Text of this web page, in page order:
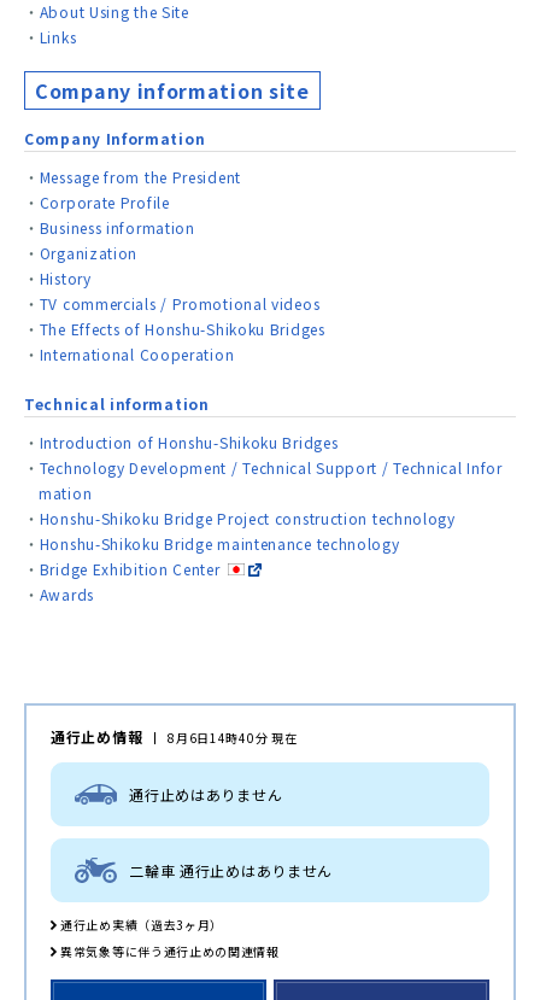
About Using the Site
Links
Company information site
Company Information
Message from the President
Corporate Profile
Business information
Organization
History
TV commercials / Promotional videos
The Effects of Honshu-Shikoku Bridges
International Cooperation
Technical information
Introduction of Honshu-Shikoku Bridges
Technology Development / Technical Support / Technical Infor
mation
Honshu-Shikoku Bridge Project construction technology
Honshu-Shikoku Bridge maintenance technology
Bridge Exhibition Center
Awards
通行止め情報 8月6日14時40分 現在
通行止めはありません
二輪車 通行止めはありません
通行止め実績（過去3ヶ月）
異常気象等に伴う通行止めの関連情報